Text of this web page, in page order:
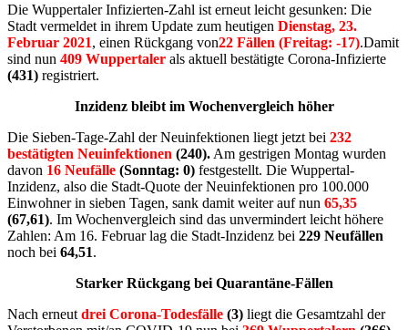
Die Wuppertaler Infizierten-Zahl ist erneut leicht gesunken: Die
Stadt vermeldet in ihrem Update zum heutigen Dienstag, 23.
Februar 2021, einen Rückgang von22 Fällen (Freitag: -17).Damit
sind nun 409 Wuppertaler als aktuell bestätigte Corona-Infizierte
(431) registriert.
Inzidenz bleibt im Wochenvergleich höher
Die Sieben-Tage-Zahl der Neuinfektionen liegt jetzt bei 232
bestätigten Neuinfektionen (240). Am gestrigen Montag wurden
davon 16 Neufälle (Sonntag: 0) festgestellt. Die Wuppertal-
Inzidenz, also die Stadt-Quote der Neuinfektionen pro 100.000
Einwohner in sieben Tagen, sank damit weiter auf nun 65,35
(67,61). Im Wochenvergleich sind das unvermindert leicht höhere
Zahlen: Am 16. Februar lag die Stadt-Inzidenz bei 229 Neufällen
noch bei 64,51.
Starker Rückgang bei Quarantäne-Fällen
Nach erneut drei Corona-Todesfälle (3) liegt die Gesamtzahl der